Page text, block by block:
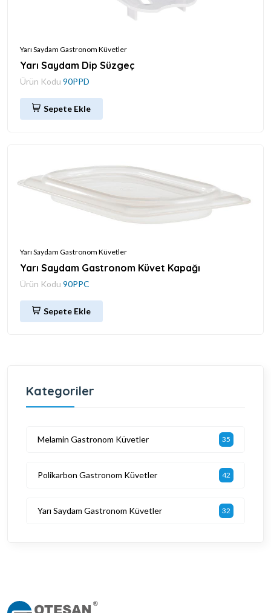
Yarı Saydam Gastronom Küvetler
Yarı Saydam Dip Süzgeç
Ürün Kodu 90PPD
Sepete Ekle
Yarı Saydam Gastronom Küvetler
Yarı Saydam Gastronom Küvet Kapağı
Ürün Kodu 90PPC
Sepete Ekle
Kategoriler
Melamin Gastronom Küvetler 35
Polikarbon Gastronom Küvetler 42
Yarı Saydam Gastronom Küvetler 32